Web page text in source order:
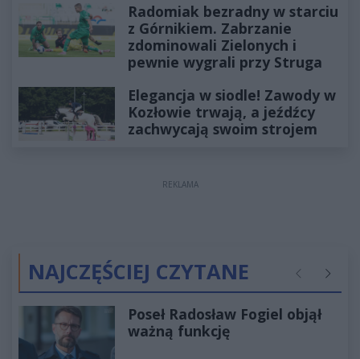
Radomiak bezradny w starciu
z Górnikiem. Zabrzanie
zdominowali Zielonych i
pewnie wygrali przy Struga
Elegancja w siodle! Zawody w
Kozłowie trwają, a jeźdźcy
zachwycają swoim strojem
REKLAMA
NAJCZĘŚCIEJ CZYTANE Poprzednie
Poseł Radosław Fogiel objął
ważną funkcję